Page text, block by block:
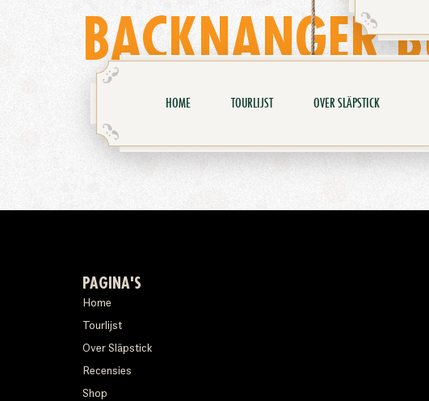
HOME TOURLIJST OVER SLÄPSTICK
BACKNANGER
PAGINA'S
Home
Tourlijst
Over Släpstick
Recensies
Shop